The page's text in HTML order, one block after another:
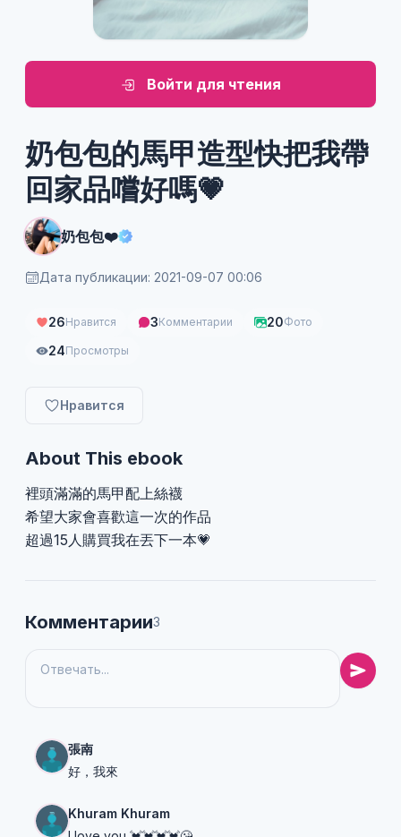
Войти для чтения
奶包包的馬甲造型快把我帶
回家品嚐好嗎💗
奶包包❤️
Дата публикации: 2021-09-07 00:06
26Нравится 3Комментарии 20Фото
24Просмотры
Нравится
About This ebook
裡頭滿滿的馬甲配上絲襪
希望大家會喜歡這一次的作品
超過15人購買我在丟下一本💗
Комментарии3
張南
好，我來
Khuram Khuram